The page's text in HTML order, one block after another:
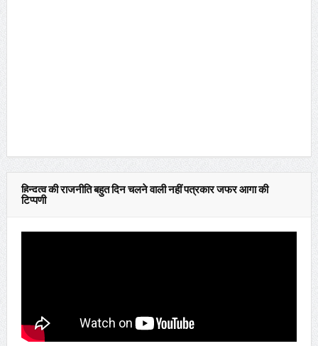
हिन्दुत्व की राजनीति बहुत दिन चलने वाली नहीं पत्रकार जफर आगा की
टिप्पणी